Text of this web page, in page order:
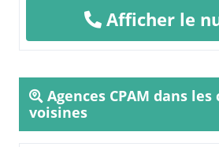
Afficher le
Agences CPAM dans
voisines